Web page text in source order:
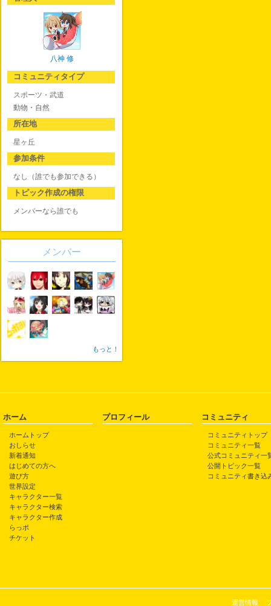
八神 修
コミュニティタイプ
スポーツ・武道
動物・自然
所在地
星ヶ丘
参加条件
なし（誰でも参加できる）
トピック作成の権限
メンバーなら誰でも
メンバー
もっと！
ホーム
ホームトップ
おしらせ
新着通知
はじめての方へ
遊び方
世界設定
キャラクター一覧
キャラクター検索
キャラクター作成
らっポ
チケット
プロフィール コミュニティ
コミュニティトップ
コミュニティ一覧
公式コミュニティ一
公開トピック一覧
コミュニティ書き込
運営情報